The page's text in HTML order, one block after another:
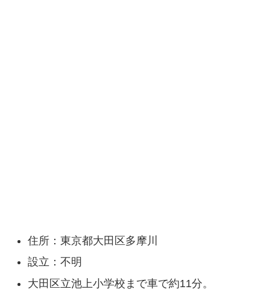
住所：東京都大田区多摩川
設立：不明
大田区立池上小学校まで車で約11分。